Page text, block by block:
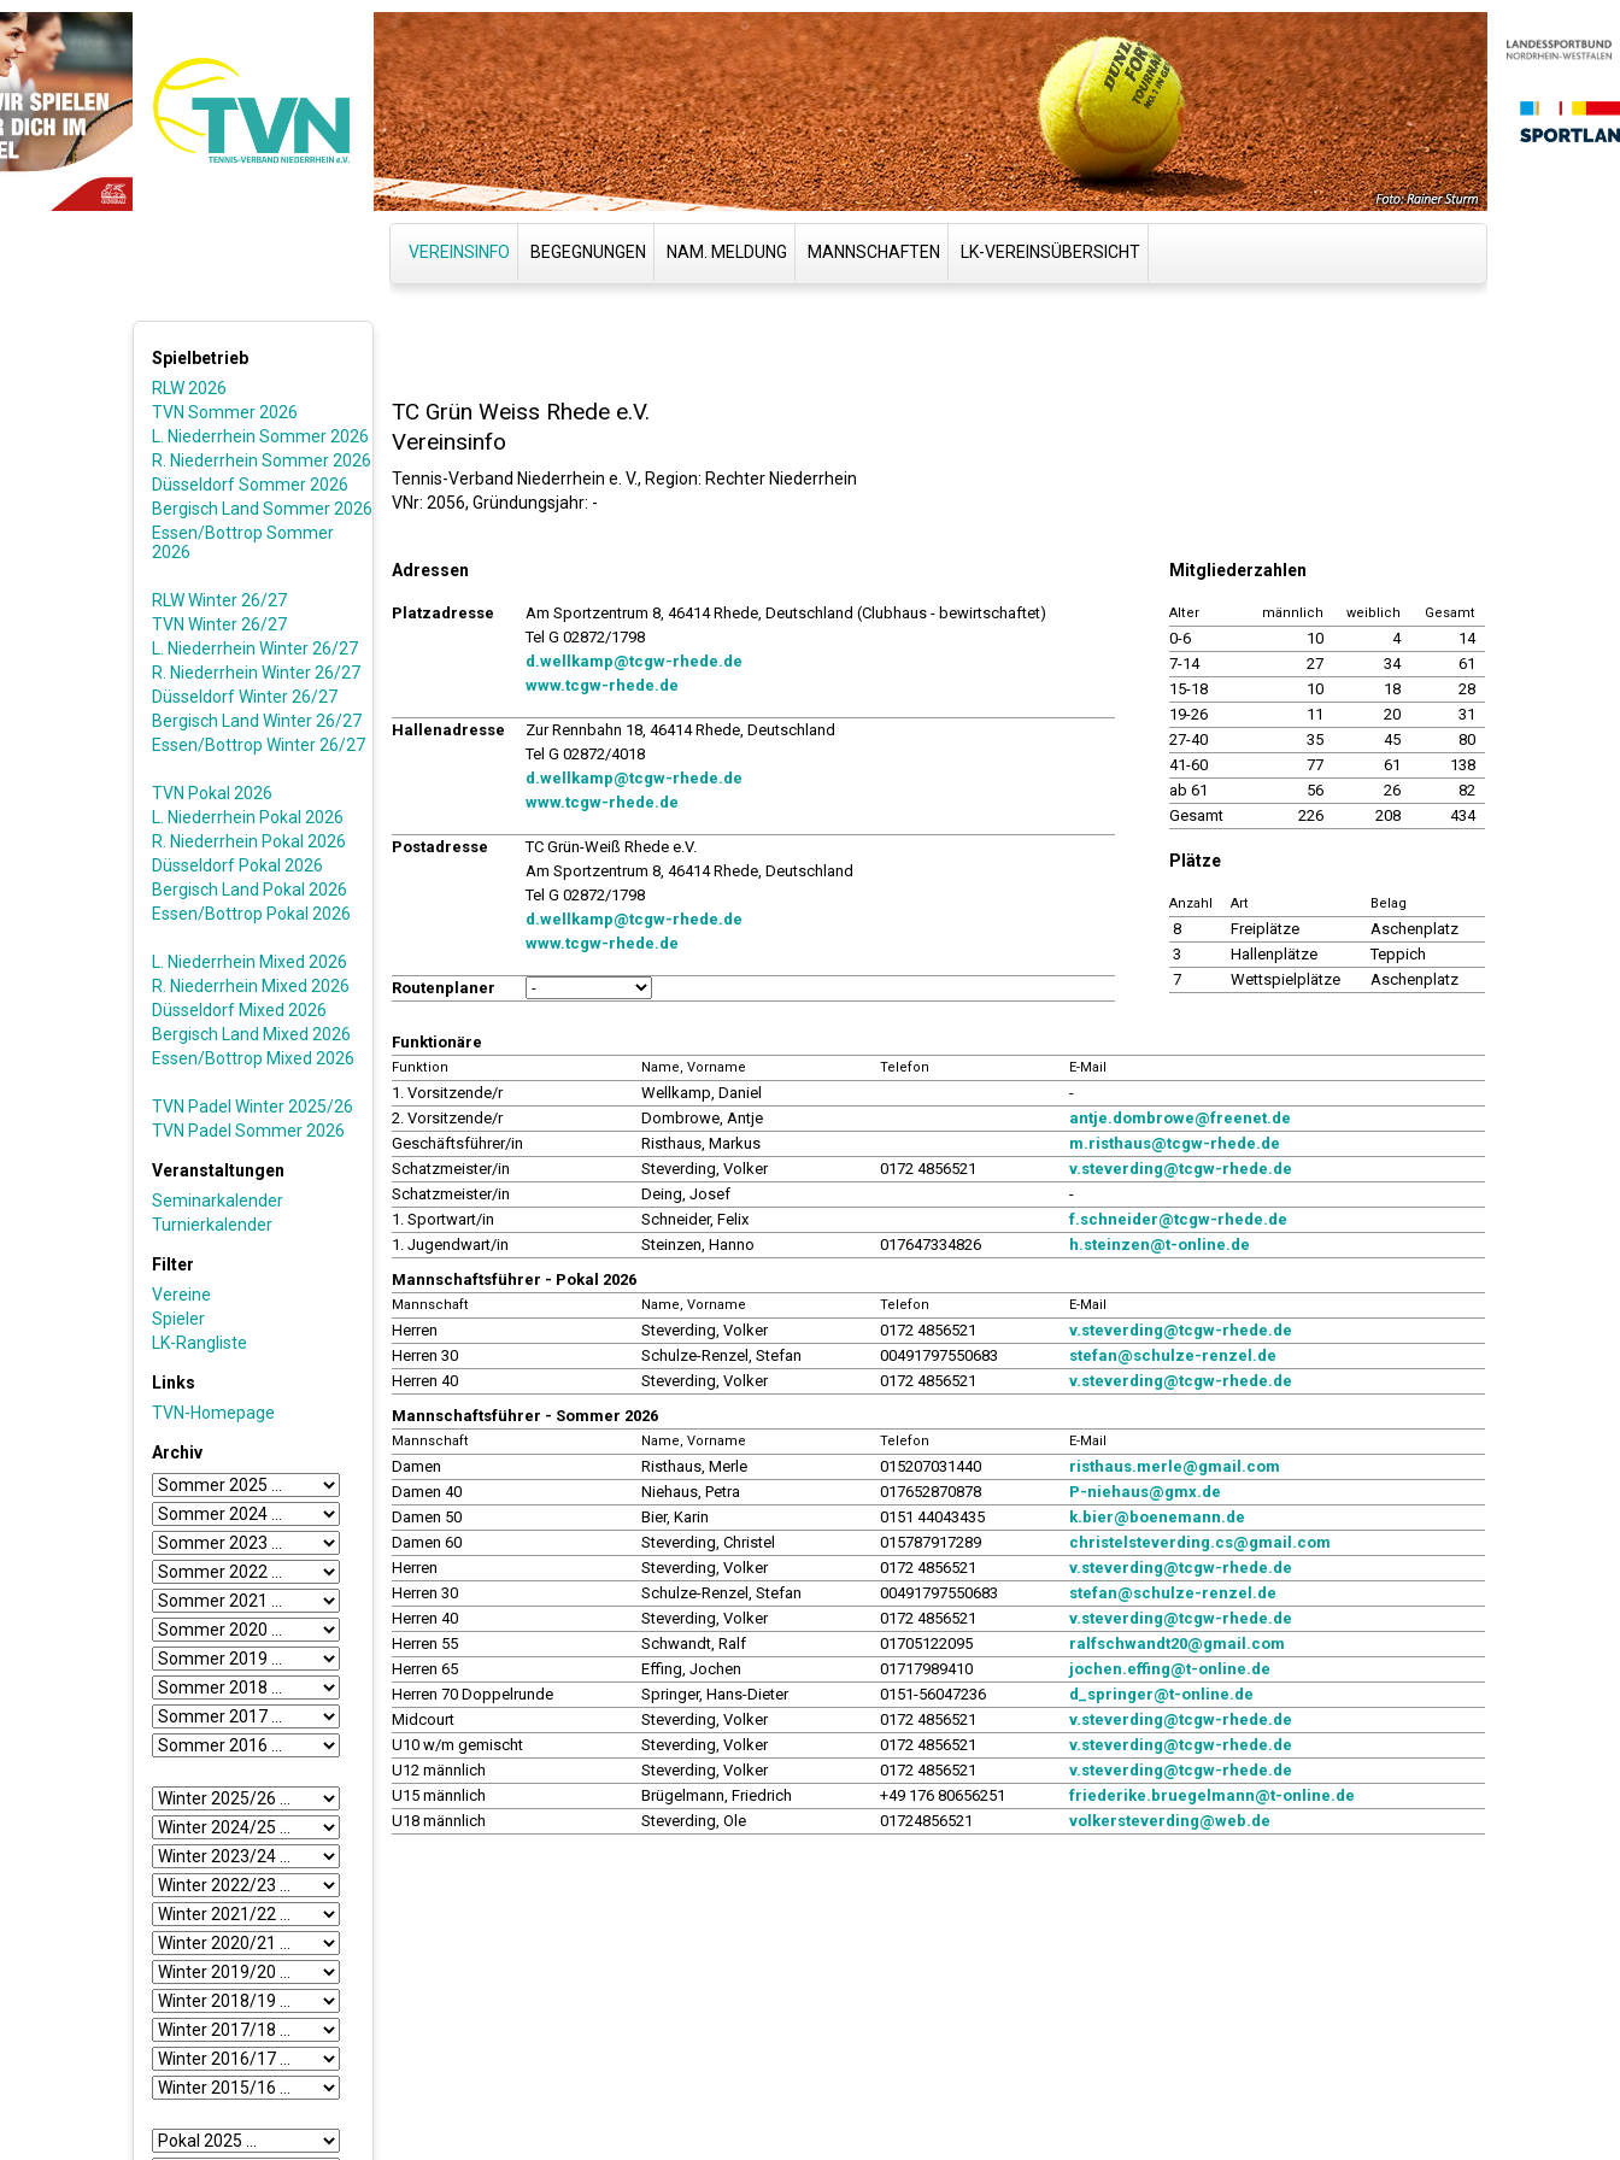
VEREINSINFO BEGEGNUNGEN NAM. MELDUNG MANNSCHAFTEN LK-VEREINSÜBERSICHT
Spielbetrieb
RLW 2026
TVN Sommer 2026
L. Niederrhein Sommer 2026
R. Niederrhein Sommer 2026
Düsseldorf Sommer 2026
Bergisch Land Sommer 2026
Essen/Bottrop Sommer
2026
RLW Winter 26/27
TVN Winter 26/27
L. Niederrhein Winter 26/27
R. Niederrhein Winter 26/27
Düsseldorf Winter 26/27
Bergisch Land Winter 26/27
Essen/Bottrop Winter 26/27
TVN Pokal 2026
L. Niederrhein Pokal 2026
R. Niederrhein Pokal 2026
Düsseldorf Pokal 2026
Bergisch Land Pokal 2026
Essen/Bottrop Pokal 2026
L. Niederrhein Mixed 2026
R. Niederrhein Mixed 2026
Düsseldorf Mixed 2026
Bergisch Land Mixed 2026
Essen/Bottrop Mixed 2026
TVN Padel Winter 2025/26
TVN Padel Sommer 2026
Veranstaltungen
Seminarkalender
Turnierkalender
Filter
Vereine
Spieler
LK-Rangliste
Links
TVN-Homepage
Archiv
TC Grün Weiss Rhede e.V.
Vereinsinfo
Tennis-Verband Niederrhein e. V., Region: Rechter Niederrhein
VNr: 2056, Gründungsjahr: -
Adressen
Platzadresse
Am Sportzentrum 8, 46414 Rhede, Deutschland (Clubhaus - bewirtschaftet)
Tel G 02872/1798
d.wellkamp@tcgw-rhede.de
www.tcgw-rhede.de
Hallenadresse
Zur Rennbahn 18, 46414 Rhede, Deutschland
Tel G 02872/4018
d.wellkamp@tcgw-rhede.de
www.tcgw-rhede.de
Postadresse
TC Grün-Weiß Rhede e.V.
Am Sportzentrum 8, 46414 Rhede, Deutschland
Tel G 02872/1798
d.wellkamp@tcgw-rhede.de
www.tcgw-rhede.de
Routenplaner
Mitgliederzahlen
Alter männlich weiblich Gesamt
0-6 10 4
14
7-14
27 34
61
15-18
10 18
28
19-26
11 20
31
27-40
35 45
80
41-60
77 61
138
ab 61
56 26
82
Gesamt
226 208 434
Plätze
Anzahl Art Belag
8 Freiplätze
Aschenplatz
3
Hallenplätze
Teppich
7
Wettspielplätze Aschenplatz
Funktionäre
Funktion Name, Vorname Telefon E-Mail
1. Vorsitzende/r Wellkamp, Daniel
-
2. Vorsitzende/r
Dombrowe, Antje
antje.dombrowe@freenet.de
Geschäftsführer/in
Risthaus, Markus
m.risthaus@tcgw-rhede.de
Schatzmeister/in
Steverding, Volker 0172 4856521
v.steverding@tcgw-rhede.de
Schatzmeister/in
Deing, Josef
-
1. Sportwart/in
Schneider, Felix
f.schneider@tcgw-rhede.de
1. Jugendwart/in
Steinzen, Hanno 017647334826
h.steinzen@t-online.de
Mannschaftsführer - Pokal 2026
Mannschaft Name, Vorname Telefon E-Mail
Herren Steverding, Volker 0172 4856521
v.steverding@tcgw-rhede.de
Herren 30
Schulze-Renzel, Stefan 00491797550683
stefan@schulze-renzel.de
Herren 40
Steverding, Volker 0172 4856521
v.steverding@tcgw-rhede.de
Mannschaftsführer - Sommer 2026
Mannschaft Name, Vorname Telefon E-Mail
Damen Risthaus, Merle 015207031440
risthaus.merle@gmail.com
Damen 40
Niehaus, Petra 017652870878
P-niehaus@gmx.de
Damen 50
Bier, Karin 0151 44043435
k.bier@boenemann.de
Damen 60
Steverding, Christel 015787917289
christelsteverding.cs@gmail.com
Herren
Steverding, Volker 0172 4856521
v.steverding@tcgw-rhede.de
Herren 30
Schulze-Renzel, Stefan 00491797550683
stefan@schulze-renzel.de
Herren 40
Steverding, Volker 0172 4856521
v.steverding@tcgw-rhede.de
Herren 55
Schwandt, Ralf 01705122095
ralfschwandt20@gmail.com
Herren 65
Effing, Jochen 01717989410
jochen.effing@t-online.de
Herren 70 Doppelrunde
Springer, Hans-Dieter 0151-56047236
d_springer@t-online.de
Midcourt
Steverding, Volker 0172 4856521
v.steverding@tcgw-rhede.de
U10 w/m gemischt
Steverding, Volker 0172 4856521
v.steverding@tcgw-rhede.de
U12 männlich
Steverding, Volker 0172 4856521
v.steverding@tcgw-rhede.de
U15 männlich
Brügelmann, Friedrich +49 176 80656251
friederike.bruegelmann@t-online.de
U18 männlich
Steverding, Ole 01724856521 volkersteverding@web.de